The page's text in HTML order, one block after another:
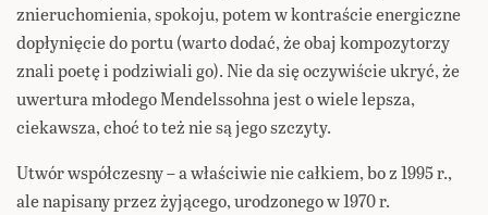
znieruchomienia, spokoju, potem w kontraście energiczne
dopłynięcie do portu (warto dodać, że obaj kompozytorzy
znali poetę i podziwiali go). Nie da się oczywiście ukryć, że
uwertura młodego Mendelssohna jest o wiele lepsza,
ciekawsza, choć to też nie są jego szczyty.
Utwór współczesny – a właściwie nie całkiem, bo z 1995 r.,
ale napisany przez żyjącego, urodzonego w 1970 r.